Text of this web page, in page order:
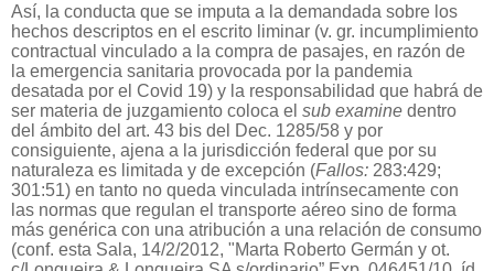
Así, la conducta que se imputa a la demandada sobre los
hechos descriptos en el escrito liminar (v. gr. incumplimiento
contractual vinculado a la compra de pasajes, en razón de
la emergencia sanitaria provocada por la pandemia
desatada por el Covid 19) y la responsabilidad que habrá de
ser materia de juzgamiento coloca el sub examine dentro
del ámbito del art. 43 bis del Dec. 1285/58 y por
consiguiente, ajena a la jurisdicción federal que por su
naturaleza es limitada y de excepción (Fallos: 283:429;
301:51) en tanto no queda vinculada intrínsecamente con
las normas que regulan el transporte aéreo sino de forma
más genérica con una atribución a una relación de consumo
(conf. esta Sala, 14/2/2012, "Marta Roberto Germán y ot.